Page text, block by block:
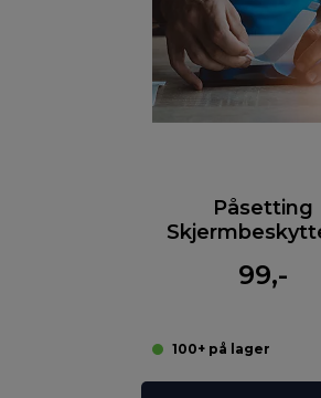
Påsetting
99,-
100+ på lager